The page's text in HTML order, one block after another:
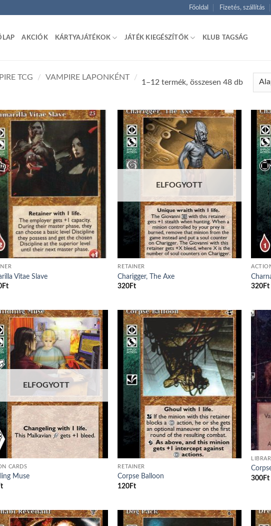
Főoldal Fizetés, szállítás
AKCIÓK KÁRTYAJÁTÉKOK JÁTÉK KIEGÉSZÍTŐK KLUB TAGSÁG
TCG / VAMPIRE LAPONKÉNT
/
1–12 termék, összesen 48 db
wishlist
Vitae Slave
Ft
Add to
wishlist
ELFOGYOTT
RETAINER
Charigger, The Axe
320 Ft
320 Ft
Add to
wishlist
ELFOGYOTT
CARDS
Muse
wishlist
RETAINER
Corpse Balloon
120 Ft
300 Ft